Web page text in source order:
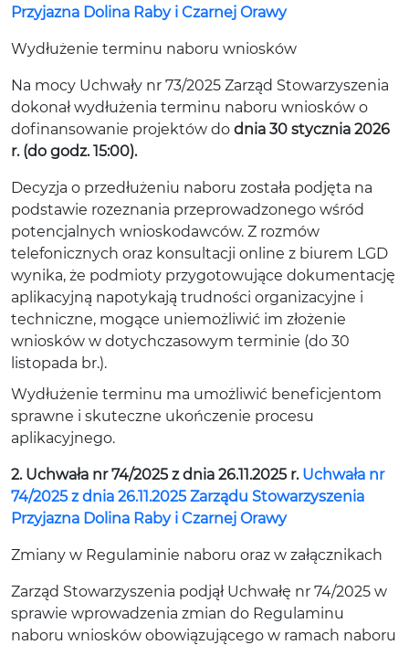
Przyjazna Dolina Raby i Czarnej Orawy
Wydłużenie terminu naboru wniosków
Na mocy Uchwały nr 73/2025 Zarząd Stowarzyszenia
dokonał wydłużenia terminu naboru wniosków o
dofinansowanie projektów do dnia 30 stycznia 2026
r. (do godz. 15:00).
Decyzja o przedłużeniu naboru została podjęta na
podstawie rozeznania przeprowadzonego wśród
potencjalnych wnioskodawców. Z rozmów
telefonicznych oraz konsultacji online z biurem LGD
wynika, że podmioty przygotowujące dokumentację
aplikacyjną napotykają trudności organizacyjne i
techniczne, mogące uniemożliwić im złożenie
wniosków w dotychczasowym terminie (do 30
listopada br.).
Wydłużenie terminu ma umożliwić beneficjentom
sprawne i skuteczne ukończenie procesu
aplikacyjnego.
2. Uchwała nr 74/2025 z dnia 26.11.2025 r. Uchwała nr
74/2025 z dnia 26.11.2025 Zarządu Stowarzyszenia
Przyjazna Dolina Raby i Czarnej Orawy
Zmiany w Regulaminie naboru oraz w załącznikach
Zarząd Stowarzyszenia podjął Uchwałę nr 74/2025 w
sprawie wprowadzenia zmian do Regulaminu
naboru wniosków obowiązującego w ramach naboru